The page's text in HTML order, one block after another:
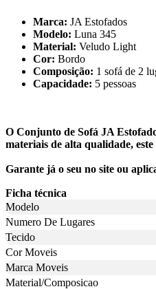
Marca: JA Estofados
Modelo: Luna 345
Material: Veludo Light
Cor: Bordo
Composição: 1 sofá de 2
Capacidade: 5 pessoas
O Conjunto de Sofá JA
materiais de alta qualidade,
Garante já o seu no site ou
Ficha técnica
Modelo
Numero De Lugares
Tecido
Cor Moveis
Marca Moveis
Material/Composicao